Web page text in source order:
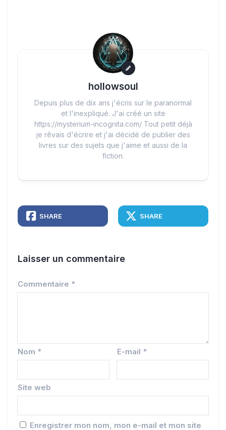
hollowsoul
Depuis plus de dix ans j'écris sur le paranormal
et l'inexpliqué. J'ai créé un site
https://mysterium-incognita.com/ Tout petit déjà
je rêvais d'écrire et j'ai décidé de publier des
livres sur des sujets que j'aime et aussi de la
fiction.
SHARE SHARE
Laisser un commentaire
Commentaire *
Nom * E-mail *
Site web
Enregistrer mon nom, mon e-mail et mon site